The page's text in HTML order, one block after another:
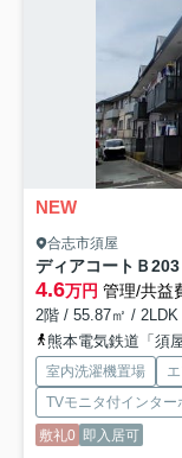
NEW
合志市須屋
ディアコートＢ203
4.6万円 管理/共益
2階 / 55.87㎡ /
熊本電気鉄道「須
室内洗濯機置場
TVモニタ付インター
敷礼0 即入居可